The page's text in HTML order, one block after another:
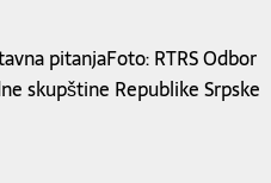
pitanjaFoto: RTRS Odbor
skupštine Republike Srpske